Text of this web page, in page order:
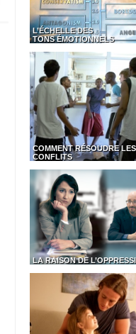
L’ÉCHELLE DES
TONS ÉMOTIONNELS
COMMENT RÉSOUDRE LES
CONFLITS
LA RAISON DE